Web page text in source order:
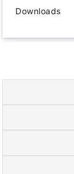
Downloads